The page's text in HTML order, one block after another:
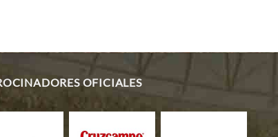
OFICIALES